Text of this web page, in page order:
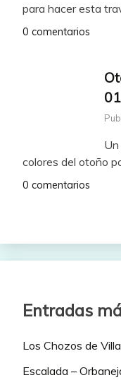
para hacer esta
0 comentarios
colores del otoño
0 comentarios
Entradas
Los Chozos de
Escalada –